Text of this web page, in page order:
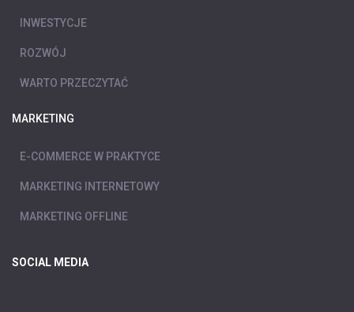
INWESTYCJE
ROZWÓJ
WARTO PRZECZYTAĆ
MARKETING
E-COMMERCE W PRAKTYCE
MARKETING INTERNETOWY
MARKETING OFFLINE
SOCIAL MEDIA